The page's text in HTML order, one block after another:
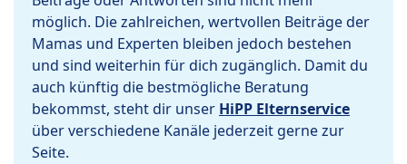
möglich. Die zahlreichen, wertvollen Beiträge der
Mamas und Experten bleiben jedoch bestehen
und sind weiterhin für dich zugänglich. Damit du
auch künftig die bestmögliche Beratung
bekommst, steht dir unser HiPP Elternservice
über verschiedene Kanäle jederzeit gerne zur
Seite.